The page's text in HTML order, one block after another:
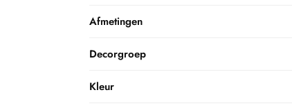
Afmetingen
Decorgroep
Kleur